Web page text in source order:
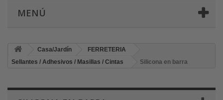
MENÚ
Casa/Jardín
FERRETERIA
Sellantes / Adhesivos / Masillas / Cintas
Silicona en barra